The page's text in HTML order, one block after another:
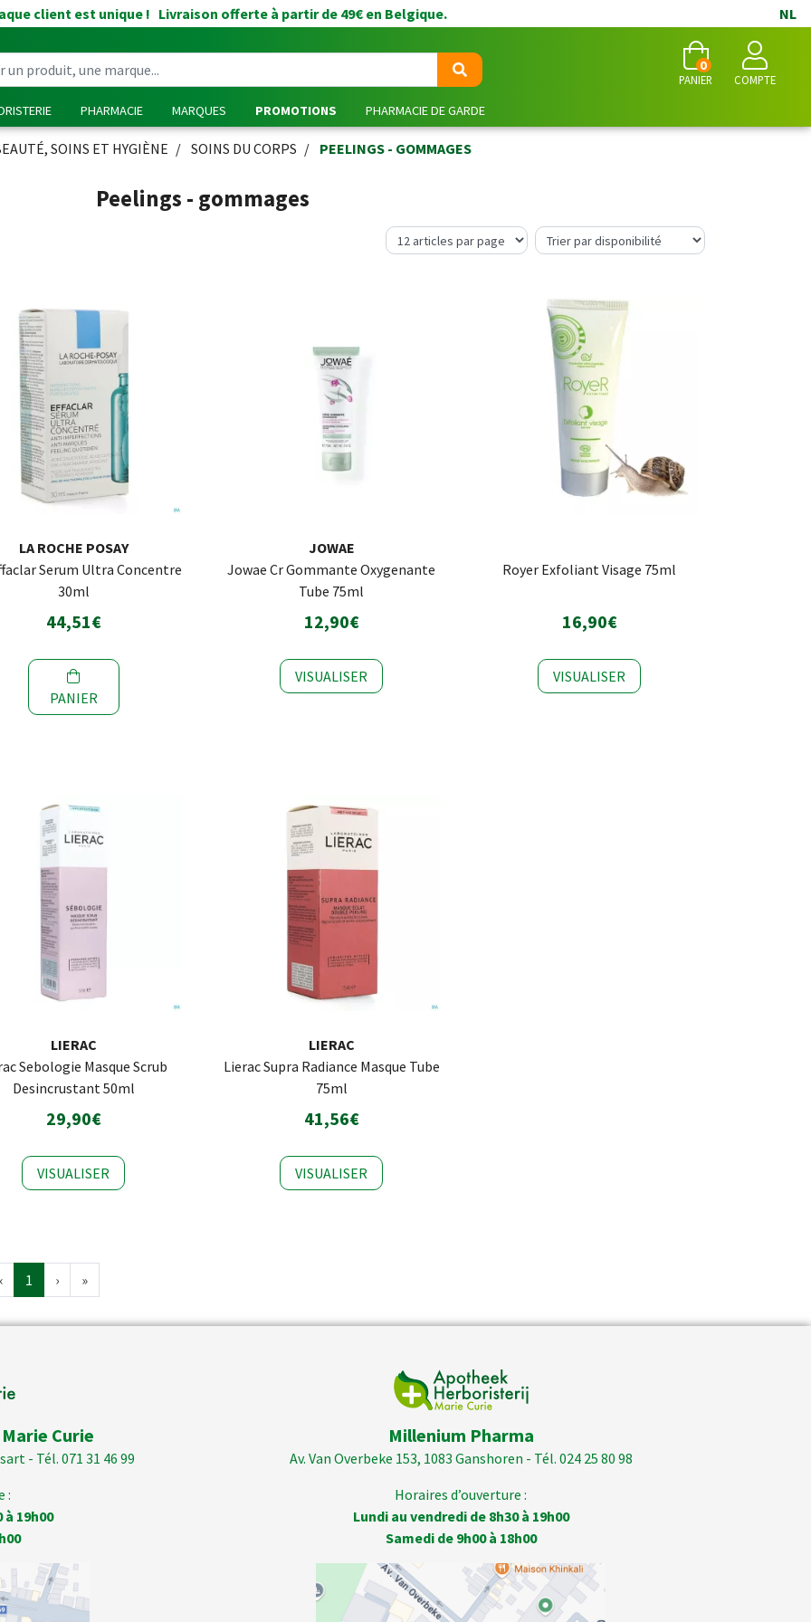
client est unique ! Livraison offerte à partir de 49€ en Belgique. NL
PANIER
0
COMPTE
PHARMACIE MARQUES PROMOTIONS PHARMACIE DE GARDE
SOINS ET HYGIÈNE SOINS DU CORPS PEELINGS - GOMMAGES
Peelings - gommages
LA ROCHE POSAY
Serum Ultra Concentre
30ml
44,51€
PANIER
JOWAE
Jowae Cr Gommante Oxygenante
Tube 75ml
12,90€
VISUALISER
Royer Exfoliant Visage 75ml
16,90€
VISUALISER
LIERAC
Sebologie Masque Scrub
Desincrustant 50ml
29,90€
VISUALISER
LIERAC
Lierac Supra Radiance Masque Tube
75ml
41,56€
VISUALISER
‹ 1 › »
Curie
- Tél. 071 31 46 99
:
19h00
Millenium Pharma
Av. Van Overbeke 153, 1083 Ganshoren - Tél. 024 25 80 98
Horaires d’ouverture :
Lundi au vendredi de 8h30 à 19h00
Samedi de 9h00 à 18h00